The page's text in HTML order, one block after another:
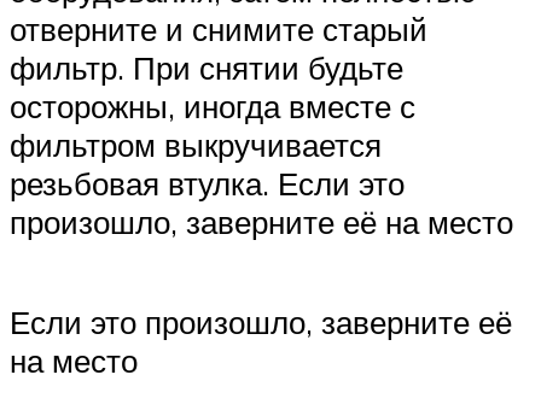
отверните и снимите старый
фильтр. При снятии будьте
осторожны, иногда вместе с
фильтром выкручивается
резьбовая втулка. Если это
произошло, заверните её на место
Если это произошло, заверните её
на место